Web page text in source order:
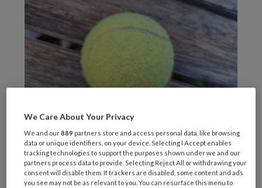
PodiatristCraig Gwynne, van de universiteit in
Cardiff (Wales), zet in het populair
wetenschappelijkeThe Conversationop een
We Care About Your Privacy
We and our889 partners store and access personal data, like browsing
data or unique identifiers, on your device. Selecting I Accept enables
tracking technologies to support the purposes shown under we and our
partners process data to provide. Selecting Reject All or withdrawing your
consent will disable them. If trackers are disabled, some content and ads
you see may not be as relevant to you. You can resurface this menu to